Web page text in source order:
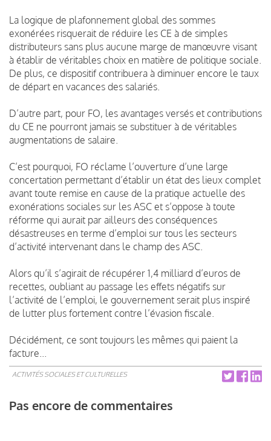
La logique de plafonnement global des sommes
exonérées risquerait de réduire les CE à de simples
distributeurs sans plus aucune marge de manœuvre visant
à établir de véritables choix en matière de politique sociale.
De plus, ce dispositif contribuera à diminuer encore le taux
de départ en vacances des salariés.
D’autre part, pour FO, les avantages versés et contributions
du CE ne pourront jamais se substituer à de véritables
augmentations de salaire.
C’est pourquoi, FO réclame l’ouverture d’une large
concertation permettant d’établir un état des lieux complet
avant toute remise en cause de la pratique actuelle des
exonérations sociales sur les ASC et s’oppose à toute
réforme qui aurait par ailleurs des conséquences
désastreuses en terme d’emploi sur tous les secteurs
d’activité intervenant dans le champ des ASC.
Alors qu’il s’agirait de récupérer 1,4 milliard d’euros de
recettes, oubliant au passage les effets négatifs sur
l’activité de l’emploi, le gouvernement serait plus inspiré
de lutter plus fortement contre l’évasion fiscale.
Décidément, ce sont toujours les mêmes qui paient la
facture...
ACTIVITÉS SOCIALES ET CULTURELLES
Pas encore de commentaires